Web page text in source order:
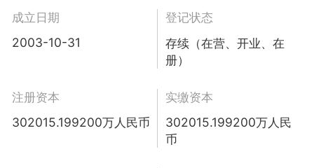
成立日期
2003-10-31
登记状态
存续（在营、开业、在
册）
注册资本
302015.199200万人民币
实缴资本
302015.199200万人民
币